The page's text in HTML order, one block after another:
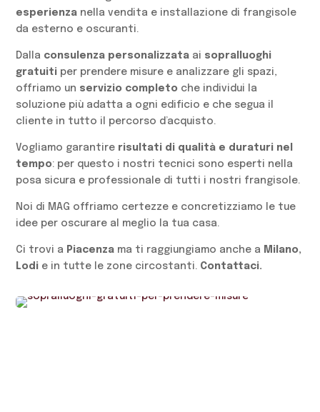
esperienza nella vendita e installazione di frangisole
da esterno e oscuranti.
Dalla consulenza personalizzata ai sopralluoghi
gratuiti per prendere misure e analizzare gli spazi,
offriamo un servizio completo che individui la
soluzione più adatta a ogni edificio e che segua il
cliente in tutto il percorso d’acquisto.
Vogliamo garantire risultati di qualità e duraturi nel
tempo: per questo i nostri tecnici sono esperti nella
posa sicura e professionale di tutti i nostri frangisole.
Noi di MAG offriamo certezze e concretizziamo le tue
idee per oscurare al meglio la tua casa.
Ci trovi a Piacenza ma ti raggiungiamo anche a Milano,
Lodi e in tutte le zone circostanti. Contattaci.